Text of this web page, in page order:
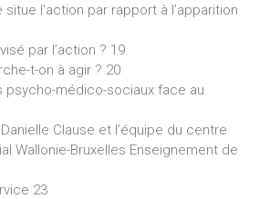
l'action par rapport à l’apparition
par l’action ? 19
t-on à agir ? 20
psycho-médico-sociaux face au
Clause et l’équipe du centre
Wallonie-Bruxelles Enseignement de
23